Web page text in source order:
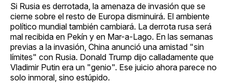
Si Rusia es derrotada, la amenaza de invasión que se
cierne sobre el resto de Europa disminuirá. El ambiente
político mundial también cambiará. La derrota rusa será
mal recibida en Pekín y en Mar-a-Lago. En las semanas
previas a la invasión, China anunció una amistad "sin
límites" con Rusia. Donald Trump dijo calladamente que
Vladimir Putin era un "genio". Ese juicio ahora parece no
solo inmoral, sino estúpido.